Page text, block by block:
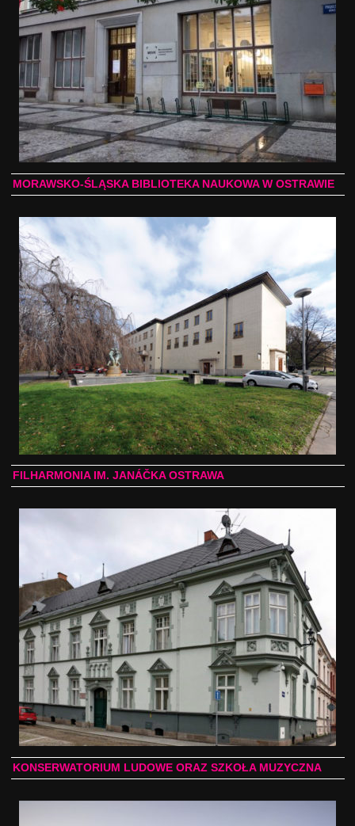
MORAWSKO-ŚLĄSKA BIBLIOTEKA NAUKOWA W OSTRAWIE
FILHARMONIA IM. JANÁČKA OSTRAWA
KONSERWATORIUM LUDOWE ORAZ SZKOŁA MUZYCZNA